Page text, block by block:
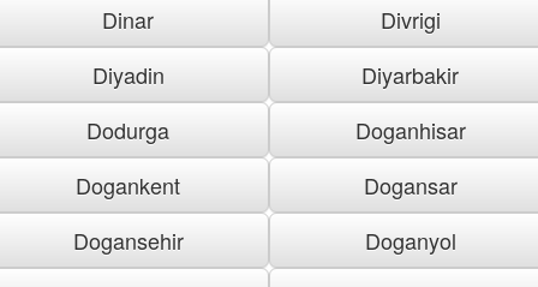
Dinar
Divrigi
Diyadin
Diyarbakir
Dodurga
Doganhisar
Dogankent
Dogansar
Dogansehir
Doganyol